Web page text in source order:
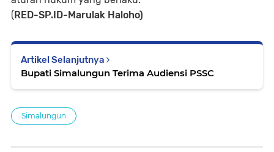
(RED-SP.ID-Marulak Haloho)
Artikel Selanjutnya
Bupati Simalungun Terima Audiensi PSSC
Simalungun